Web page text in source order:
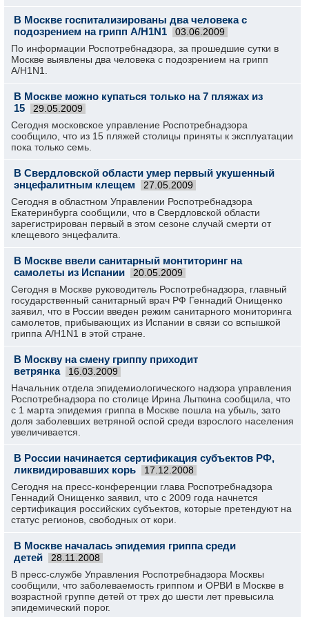
В Москве госпитализированы два человека с
подозрением на грипп А/H1N1
03.06.2009
По информации Роспотребнадзора, за прошедшие сутки в
Москве выявлены два человека с подозрением на грипп
А/H1N1.
В Москве можно купаться только на 7 пляжах из
15
29.05.2009
Сегодня московское управление Роспотребнадзора
сообщило, что из 15 пляжей столицы приняты к эксплуатации
пока только семь.
В Свердловской области умер первый укушенный
энцефалитным клещем
27.05.2009
Сегодня в областном Управлении Роспотребнадзора
Екатеринбурга сообщили, что в Свердловской области
зарегистрирован первый в этом сезоне случай смерти от
клещевого энцефалита.
В Москве ввели санитарный монтиторинг на
самолеты из Испании
20.05.2009
Сегодня в Москве руководитель Роспотребнадзора, главный
государственный санитарный врач РФ Геннадий Онищенко
заявил, что в России введен режим санитарного мониторинга
самолетов, прибывающих из Испании в связи со вспышкой
гриппа A/H1N1 в этой стране.
В Москву на смену гриппу приходит
ветрянка
16.03.2009
Начальник отдела эпидемиологического надзора управления
Роспотребнадзора по столице Ирина Лыткина сообщила, что
с 1 марта эпидемия гриппа в Москве пошла на убыль, зато
доля заболевших ветряной оспой среди взрослого населения
увеличивается.
В России начинается сертификация субъектов РФ,
ликвидировавших корь
17.12.2008
Сегодня на пресс-конференции глава Роспотребнадзора
Геннадий Онищенко заявил, что с 2009 года начнется
сертификация российских субъектов, которые претендуют на
статус регионов, свободных от кори.
В Москве началась эпидемия гриппа среди
детей
28.11.2008
В пресс-службе Управления Роспотребнадзора Москвы
сообщили, что заболеваемость гриппом и ОРВИ в Москве в
возрастной группе детей от трех до шести лет превысила
эпидемический порог.